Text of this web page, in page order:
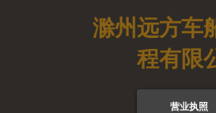
滁州远方车
程有限
营业执照